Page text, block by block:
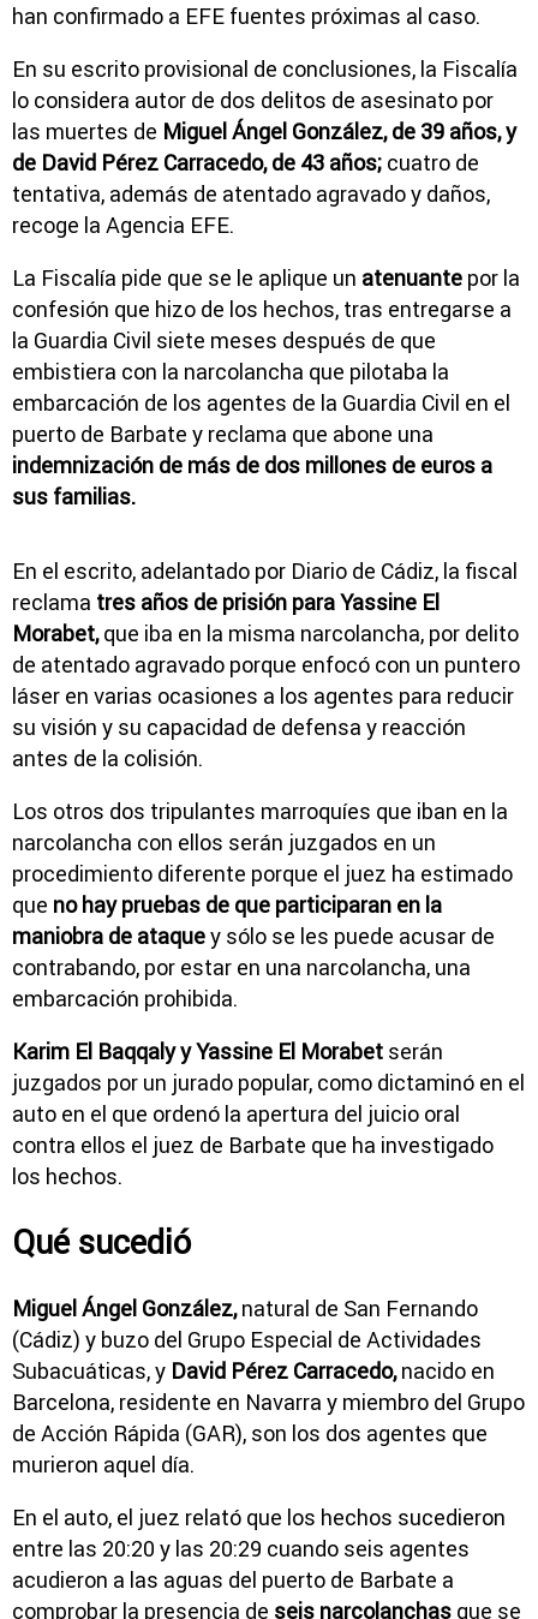
han confirmado a EFE fuentes próximas al caso.
En su escrito provisional de conclusiones, la Fiscalía
lo considera autor de dos delitos de asesinato por
las muertes de Miguel Ángel González, de 39 años, y
de David Pérez Carracedo, de 43 años; cuatro de
tentativa, además de atentado agravado y daños,
recoge la Agencia EFE.
La Fiscalía pide que se le aplique un atenuante por la
confesión que hizo de los hechos, tras entregarse a
la Guardia Civil siete meses después de que
embistiera con la narcolancha que pilotaba la
embarcación de los agentes de la Guardia Civil en el
puerto de Barbate y reclama que abone una
indemnización de más de dos millones de euros a
sus familias.
En el escrito, adelantado por Diario de Cádiz, la fiscal
reclama tres años de prisión para Yassine El
Morabet,que iba en la misma narcolancha, por delito
de atentado agravado porque enfocó con un puntero
láser en varias ocasiones a los agentes para reducir
su visión y su capacidad de defensa y reacción
antes de la colisión.
Los otros dos tripulantes marroquíes que iban en la
narcolancha con ellos serán juzgados en un
procedimiento diferente porque el juez ha estimado
que no hay pruebas de que participaran en la
maniobra de ataquey sólo se les puede acusar de
contrabando, por estar en una narcolancha, una
embarcación prohibida.
Karim El Baqqaly y Yassine El Morabet serán
juzgados por un jurado popular, como dictaminó en el
auto en el que ordenó la apertura del juicio oral
contra ellos el juez de Barbate que ha investigado
los hechos.
Qué sucedió
Miguel Ángel González,natural de San Fernando
(Cádiz) y buzo del Grupo Especial de Actividades
Subacuáticas, y David Pérez Carracedo,nacido en
Barcelona, residente en Navarra y miembro del Grupo
de Acción Rápida (GAR), son los dos agentes que
murieron aquel día.
En el auto, el juez relató que los hechos sucedieron
entre las 20:20 y las 20:29 cuando seis agentes
acudieron a las aguas del puerto de Barbate a
comprobar la presencia de seis narcolanchas que se